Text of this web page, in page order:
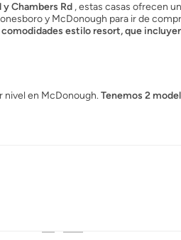
y Chambers Rd , estas casas ofrecen
y McDonough para ir de
comodidades estilo resort, que
nivel en McDonough. Tenemos 2